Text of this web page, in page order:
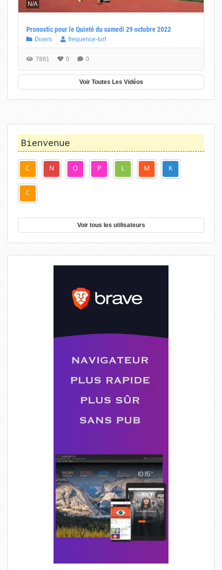
N/A
Pronostic pour le Quinté du samedi 29 octobre 2022
Divers frequence-turf
7881 0 0
Voir Toutes Les Vidéos
Bienvenue
Voir tous les utilisateurs